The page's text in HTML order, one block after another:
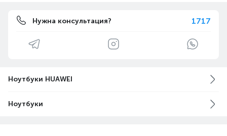
Нужна консультация? 1717
Ноутбуки HUAWEI
Ноутбуки